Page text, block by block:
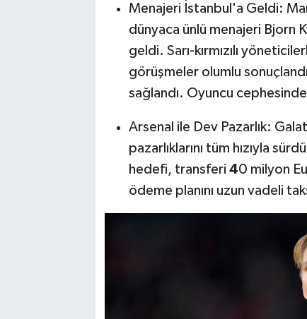
Menajeri İstanbul'a Geldi:
dünyaca ünlü menajeri Bjorn
geldi. Sarı-kırmızılı
görüşmeler olumlu
sağlandı. Oyuncu
Arsenal ile Dev Pazarlık:
pazarlıklarını tüm hızıyla
hedefi, transferi 40 milyon
ödeme planını uzun vadeli